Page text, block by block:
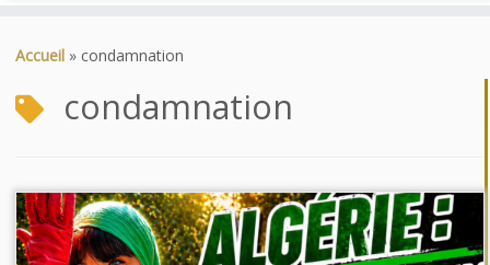
auAccueil » condamnation
condamnation